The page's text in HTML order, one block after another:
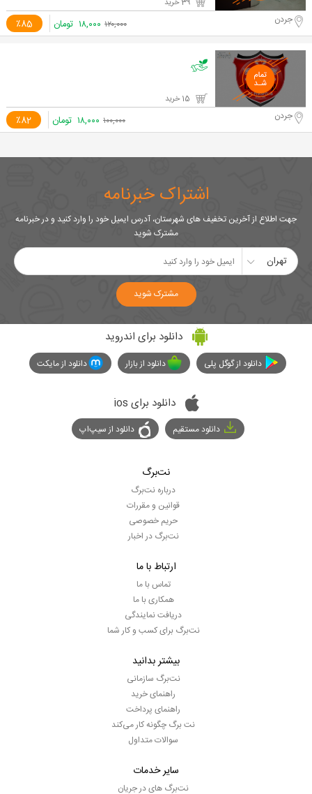
٪85 جردن ۱۲۰,۰۰۰ ۱۸,۰۰۰ تومان
٪82 جردن ۱۰۰,۰۰۰ ۱۸,۰۰۰ تومان
اشتراک خبرنامه
جهت اطلاع از آخرین تخفیف های شهرستان، آدرس ایمیل خود را وارد کنید و در خبرنامه
مشترک شوید
تهران
مشترک شوید
دانلود برای اندروید
دانلود از گوگل پلی دانلود از بازار دانلود از مایکت
دانلود برای ios
دانلود مستقیم دانلود از سیپ‌اپ
نت‌برگ
درباره نت‌برگ
قوانین و مقررات
حریم خصوصی
نت‌برگ در اخبار
ارتباط با ما
تماس با ما
همکاری با ما
دریافت نمایندگی
نت‌برگ برای کسب و کار شما
بیشتر بدانید
نت‌برگ سازمانی
راهنمای خرید
راهنمای پرداخت
نت برگ چگونه کار می‌کند
سوالات متداول
سایر خدمات
نت‌برگ های در جریان